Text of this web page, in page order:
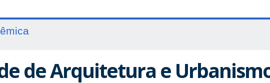
de Arquitetura e